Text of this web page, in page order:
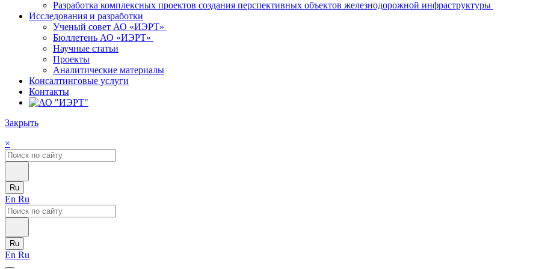
Разработка комплексных проектов создания перспективных объектов железнодорожной инфраструктуры
Исследования и разработки
Ученый совет АО «ИЭРТ»
Бюллетень АО «ИЭРТ»
Научные статьи
Проекты
Аналитические материалы
Консалтинговые услуги
Контакты
Закрыть
×
Ru
En Ru
Ru
En Ru